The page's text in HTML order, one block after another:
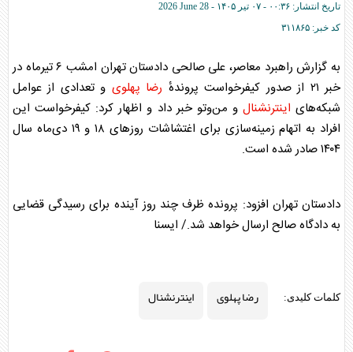
تاریخ انتشار: ۰۰:۳۶ - ۰۷ تير ۱۴۰۵ -
2026 June 28
کد خبر: ۳۱۱۸۶۵
به گزارش راهبرد معاصر، علی صالحی دادستان تهران امشب ۶ تیرماه در
خبر ۲۱ از صدور کیفرخواست پروندهٔ
رضا پهلوی و تعدادی از عوامل
شبکه‌های اینترنشنال و من‌وتو خبر داد و اظهار کرد: کیفرخواست این
افراد به اتهام زمینه‌سازی برای اغتشاشات روز‌های ۱۸ و ۱۹ دی‌ماه سال
۱۴۰۴ صادر شده است.
دادستان تهران افزود: پرونده ظرف چند روز آینده برای رسیدگی قضایی
به دادگاه صالح ارسال خواهد شد./ ایسنا
کلمات کلیدی: رضا پهلوی اینترنشنال